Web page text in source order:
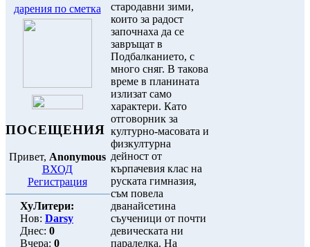
дарения по сметка
ПОСЕЩЕНИЯ
Привет, Anonymous
ВХОД
Регистрация
ХуЛитери:
Нов: Darsy
Днес: 0
Вчера: 0
стародавни зими,
които за радост
започнаха да се
завръщат в
Подбалканието, с
много сняг. В такова
време в планината
излизат само
характери. Като
отговорник за
културно-масовата и
физкултурна
дейност от
кърпачевия клас на
руската гимназия,
съм повела
дванайсетина
съученици от почти
девическата ни
паралелка. На